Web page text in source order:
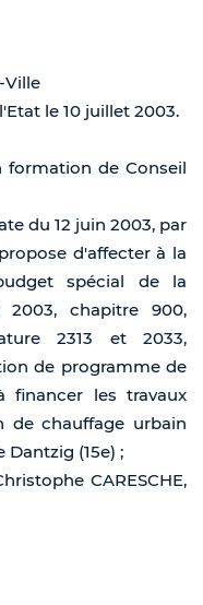
Ville
le 10 juillet 2003.
formation de Conseil
du 12 juin 2003, par
d'affecter à la
spécial de la
2003, chapitre 900,
2313 et 2033,
de programme de
financer les travaux
de chauffage urbain
(15e) ;
CARESCHE,